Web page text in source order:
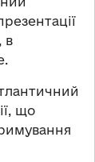
в
що